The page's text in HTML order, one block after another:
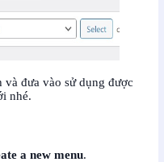
đưa vào sử dụng được
nhé.
a new menu.